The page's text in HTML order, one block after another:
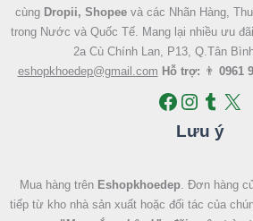
cùng Dropii, Shopeevà các Nhãn Hàng,
trong Nước và Quốc Tế. Mang lại nhiều ưu
2a Cù Chính Lan, P13, Q.Tân
eshopkhoedep@gmail.com Hỗ trợ: 👨 0961
Lưu ý
Mua hàng trên Eshopkhoedep. Đơn hàng
tiếp từ kho nhà sản xuất hoặc đối tác của